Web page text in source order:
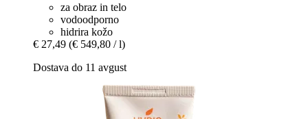
za obraz in telo
vodoodporno
hidrira kožo
€ 27,49 (€ 549,80 / l)
Dostava do 11 avgust